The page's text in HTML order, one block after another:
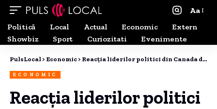
Aa
Politică
Local Actual Economic
Extern
Showbiz
Sport Curiozitati Evenimente
PulsLocal > Economic > Reacția liderilor politici din Canada după amenințările de anexare a țării formulate de Trump: „Nu mai spune prostii, Donald!”
ECONOMIC
Reacția liderilor politici